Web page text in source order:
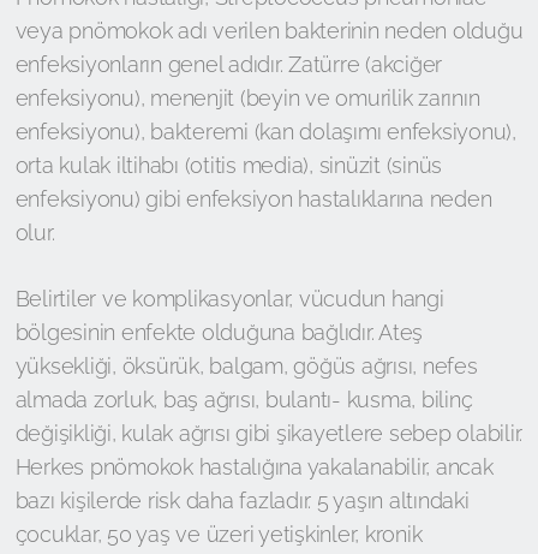
veya pnömokok adı verilen bakterinin neden olduğu
enfeksiyonların genel adıdır. Zatürre (akciğer
enfeksiyonu), menenjit (beyin ve omurilik zarının
enfeksiyonu), bakteremi (kan dolaşımı enfeksiyonu),
orta kulak iltihabı (otitis media), sinüzit (sinüs
enfeksiyonu) gibi enfeksiyon hastalıklarına neden
olur.
Belirtiler ve komplikasyonlar, vücudun hangi
bölgesinin enfekte olduğuna bağlıdır. Ateş
yüksekliği, öksürük, balgam, göğüs ağrısı, nefes
almada zorluk, baş ağrısı, bulantı- kusma, bilinç
değişikliği, kulak ağrısı gibi şikayetlere sebep olabilir.
Herkes pnömokok hastalığına yakalanabilir, ancak
bazı kişilerde risk daha fazladır. 5 yaşın altındaki
çocuklar, 50 yaş ve üzeri yetişkinler, kronik